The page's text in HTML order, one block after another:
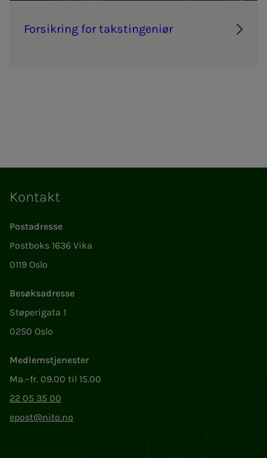
For­­­sik­ring for taks­t­in­­­ge­­­ni­ør
Kontakt
Postadresse
Postboks 1636 Vika
0119 Oslo
Besøksadresse
Støperigata 1
0250 Oslo
Medlemstjenester
Ma.–fr. 09.00 til 15.00
22 05 35 00
epost@nito.no